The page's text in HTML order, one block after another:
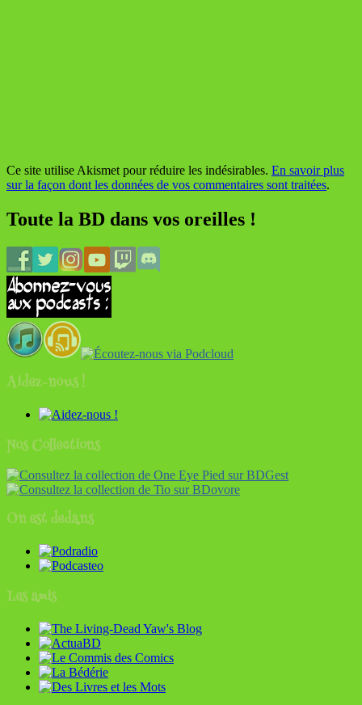
Ce site utilise Akismet pour réduire les indésirables. En savoir plus
sur la façon dont les données de vos commentaires sont traitées.
Toute la BD dans vos oreilles !
Aidez-nous !
Nos Collections
On est dedans
Les amis